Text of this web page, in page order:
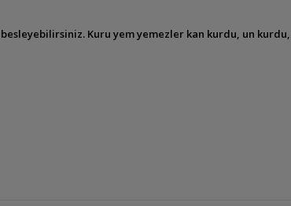
Kuru yem yemezler kan kurdu, un